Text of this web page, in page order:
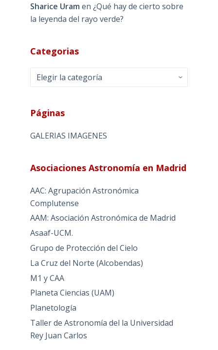
Sharice Uram en ¿Qué hay de cierto sobre
la leyenda del rayo verde?
Categorias
Categorias
Páginas
GALERIAS IMAGENES
Asociaciones Astronomía en Madrid
AAC: Agrupación Astronómica
Complutense
AAM: Asociación Astronómica de Madrid
Asaaf-UCM.
Grupo de Protección del Cielo
La Cruz del Norte (Alcobendas)
M1 y CAA
Planeta Ciencias (UAM)
Planetología
Taller de Astronomía del la Universidad
Rey Juan Carlos